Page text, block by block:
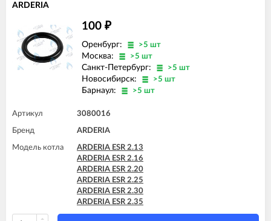
ARDERIA
100 ₽
Оренбург: >5 шт
Москва: >5 шт
Санкт-Петербург: >5 шт
Новосибирск: >5 шт
Барнаул: >5 шт
Артикул 3080016
Бренд ARDERIA
Модель котла
ARDERIA ESR 2.13
ARDERIA ESR 2.16
ARDERIA ESR 2.20
ARDERIA ESR 2.25
ARDERIA ESR 2.30
ARDERIA ESR 2.35